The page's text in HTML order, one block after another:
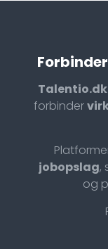
Talentio.dk
forbinder
jobopslag,
og